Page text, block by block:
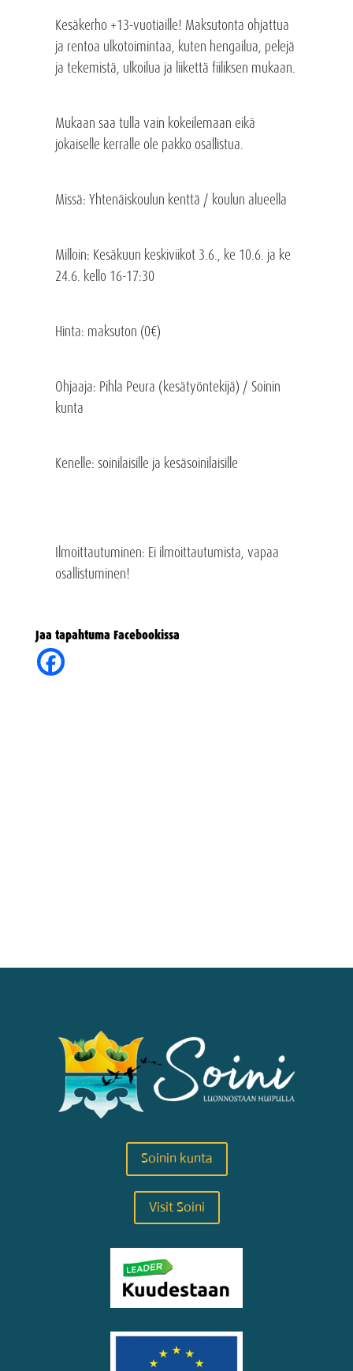
Kesäkerho +13-vuotiaille! Maksutonta ohjattua
ja rentoa ulkotoimintaa, kuten hengailua, pelejä
ja tekemistä, ulkoilua ja liikettä fiiliksen mukaan.
Mukaan saa tulla vain kokeilemaan eikä
jokaiselle kerralle ole pakko osallistua.
Missä: Yhtenäiskoulun kenttä / koulun alueella
Milloin: Kesäkuun keskiviikot 3.6., ke 10.6. ja ke
24.6. kello 16-17:30
Hinta: maksuton (0€)
Ohjaaja: Pihla Peura (kesätyöntekijä) / Soinin
kunta
Kenelle: soinilaisille ja kesäsoinilaisille
Ilmoittautuminen: Ei ilmoittautumista, vapaa
osallistuminen!
Jaa tapahtuma Facebookissa
Soinin kunta
Visit Soini